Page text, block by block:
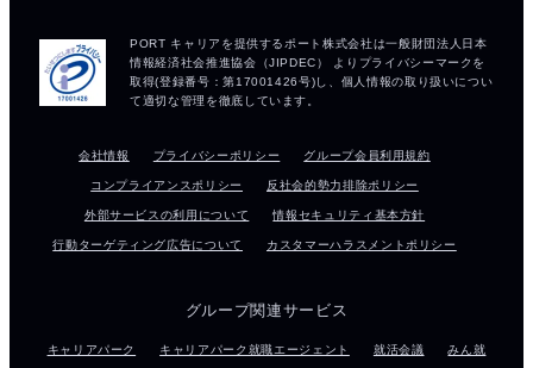
会社情報 プライバシーポリシー グループ会員利用規約
コンプライアンスポリシー 反社会的勢力排除ポリシー
外部サービスの利用について 情報セキュリティ基本方針
行動ターゲティング広告について カスタマーハラスメントポリシー